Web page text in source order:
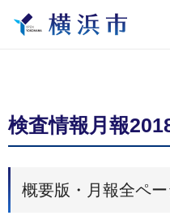
検査情報月報
概要版・月報全ペー